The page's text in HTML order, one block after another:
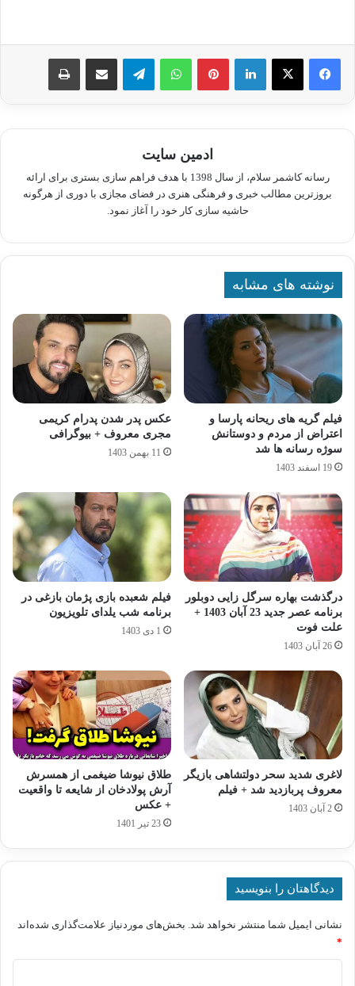
لینکدین پینترستواتس آپ تلگرام اشتراک گذاری از طریق ایمیل چاپ
ادمین سایت
رسانه کاشمر سلام، از سال 1398 با هدف فراهم سازی بستری برای ارائه
بروزترین مطالب خبری و فرهنگی هنری در فضای مجازی با دوری از هرگونه
حاشیه سازی کار خود را آغاز نمود.
نوشته های مشابه
فیلم گریه های ریحانه پارسا و
اعتراض از مردم و دوستانش
سوژه رسانه ها شد
19 اسفند 1403
عکس پدر شدن پدرام کریمی
مجری معروف + بیوگرافی
11 بهمن 1403
درگذشت بهاره سرگل زایی دوبلور
برنامه عصر جدید 23 آبان 1403 +
علت فوت
26 آبان 1403
فیلم شعبده‌ بازی پژمان بازغی در
برنامه شب یلدای تلویزیون
1 دی 1403
لاغری شدید سحر دولتشاهی بازیگر
معروف پربازدید شد + فیلم
2 آبان 1403
طلاق نیوشا ضیغمی از همسرش
آرش پولادخان از شایعه تا واقعیت
+ عکس
23 تیر 1401
دیدگاهتان را بنویسید
نشانی ایمیل شما منتشر نخواهد شد. بخش‌های موردنیاز علامت‌گذاری شده‌اند
*